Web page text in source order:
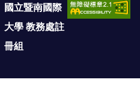
國立暨南國際
大學 教務處註
冊組